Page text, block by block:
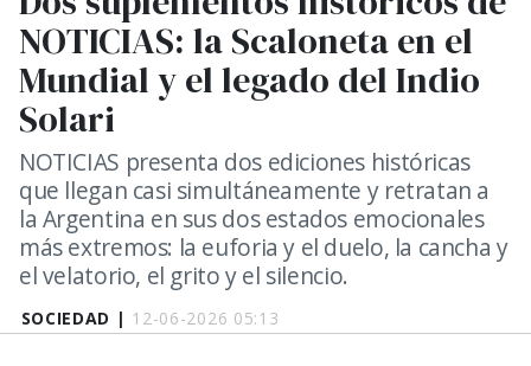
SOCIEDAD | 12-06-2026 05:13
NOTICIAS: la Scaloneta en el
Mundial y el legado del Indio
Solari
NOTICIAS presenta dos ediciones históricas
que llegan casi simultáneamente y retratan a
la Argentina en sus dos estados emocionales
más extremos: la euforia y el duelo, la cancha y
el velatorio, el grito y el silencio.